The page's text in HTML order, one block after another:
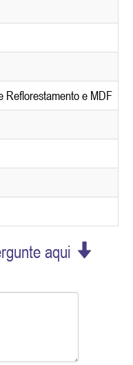
Reflorestamento e MDF
aqui